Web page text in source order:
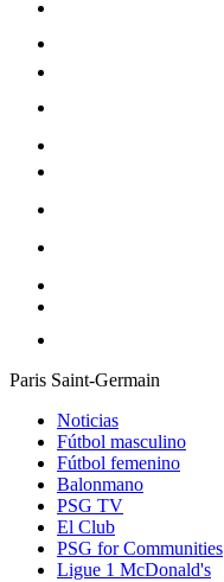
Paris Saint-Germain
Noticias
Fútbol masculino
Fútbol femenino
Balonmano
PSG TV
El Club
PSG for Communities
Ligue 1 McDonald's